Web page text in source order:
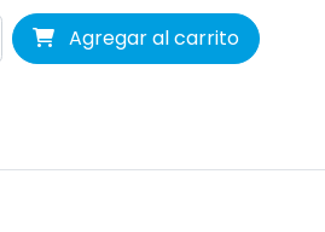
Agregar al carrito